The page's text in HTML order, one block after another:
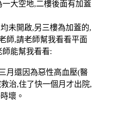
大空地,二樓後面有加蓋
未開啟,另三樓為加蓋的,
師,請老師幫我看看平面
師能幫我看看:
月還因為惡性高血壓(醫
治,住了快一個月才出院,
壞。